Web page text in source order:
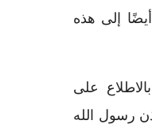
إلى هذه
على
رسول الله